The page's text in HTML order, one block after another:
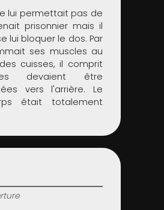
lui permettait pas de
prisonnier mais il
lui bloquer le dos. Par
ses muscles au
cuisses, il comprit
devaient être
vers l'arrière. Le
était totalement